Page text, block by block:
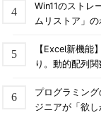
Win11のストレ
ムリストア」
【Excel新機能
り。動的配列
プログラミン
ジニアが「欲